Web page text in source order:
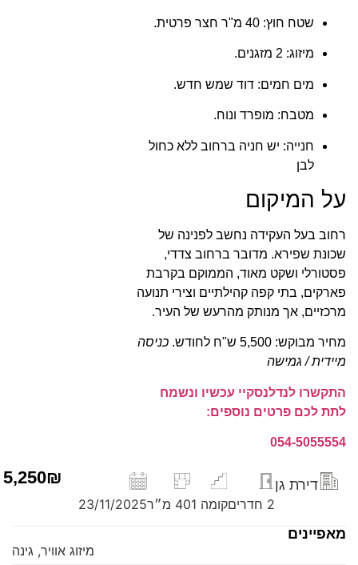
שטח חוץ: 40 מ"ר חצר פרטית.
מיזוג: 2 מזגנים.
מים חמים: דוד שמש חדש.
מטבח: מופרד ונוח.
חנייה: יש חניה ברחוב ללא כחול
לבן
על המיקום
רחוב בעל העקידה נחשב לפנינה של
שכונת שפירא. מדובר ברחוב צדדי,
פסטורלי ושקט מאוד, הממוקם בקרבת
פארקים, בתי קפה קהילתיים וצירי תנועה
מרכזיים, אך מנותק מהרעש של העיר.
מחיר מבוקש: 5,500 ש"ח לחודש.
כניסה
מיידית / גמישה
התקשרו לנדלנסקיי עכשיו ונשמח
לתת לכם פרטים נוספים:
054-5055554
דירת גן
2 חדרים קומה 1 40 מ״ר 23/11/2025
5,250₪
מאפיינים
מיזוג אוויר, גינה